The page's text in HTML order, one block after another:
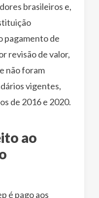
brasileiros e,
pagamento de
revisão de valor,
não foram
vigentes,
de 2016 e 2020.
ao
é pago aos